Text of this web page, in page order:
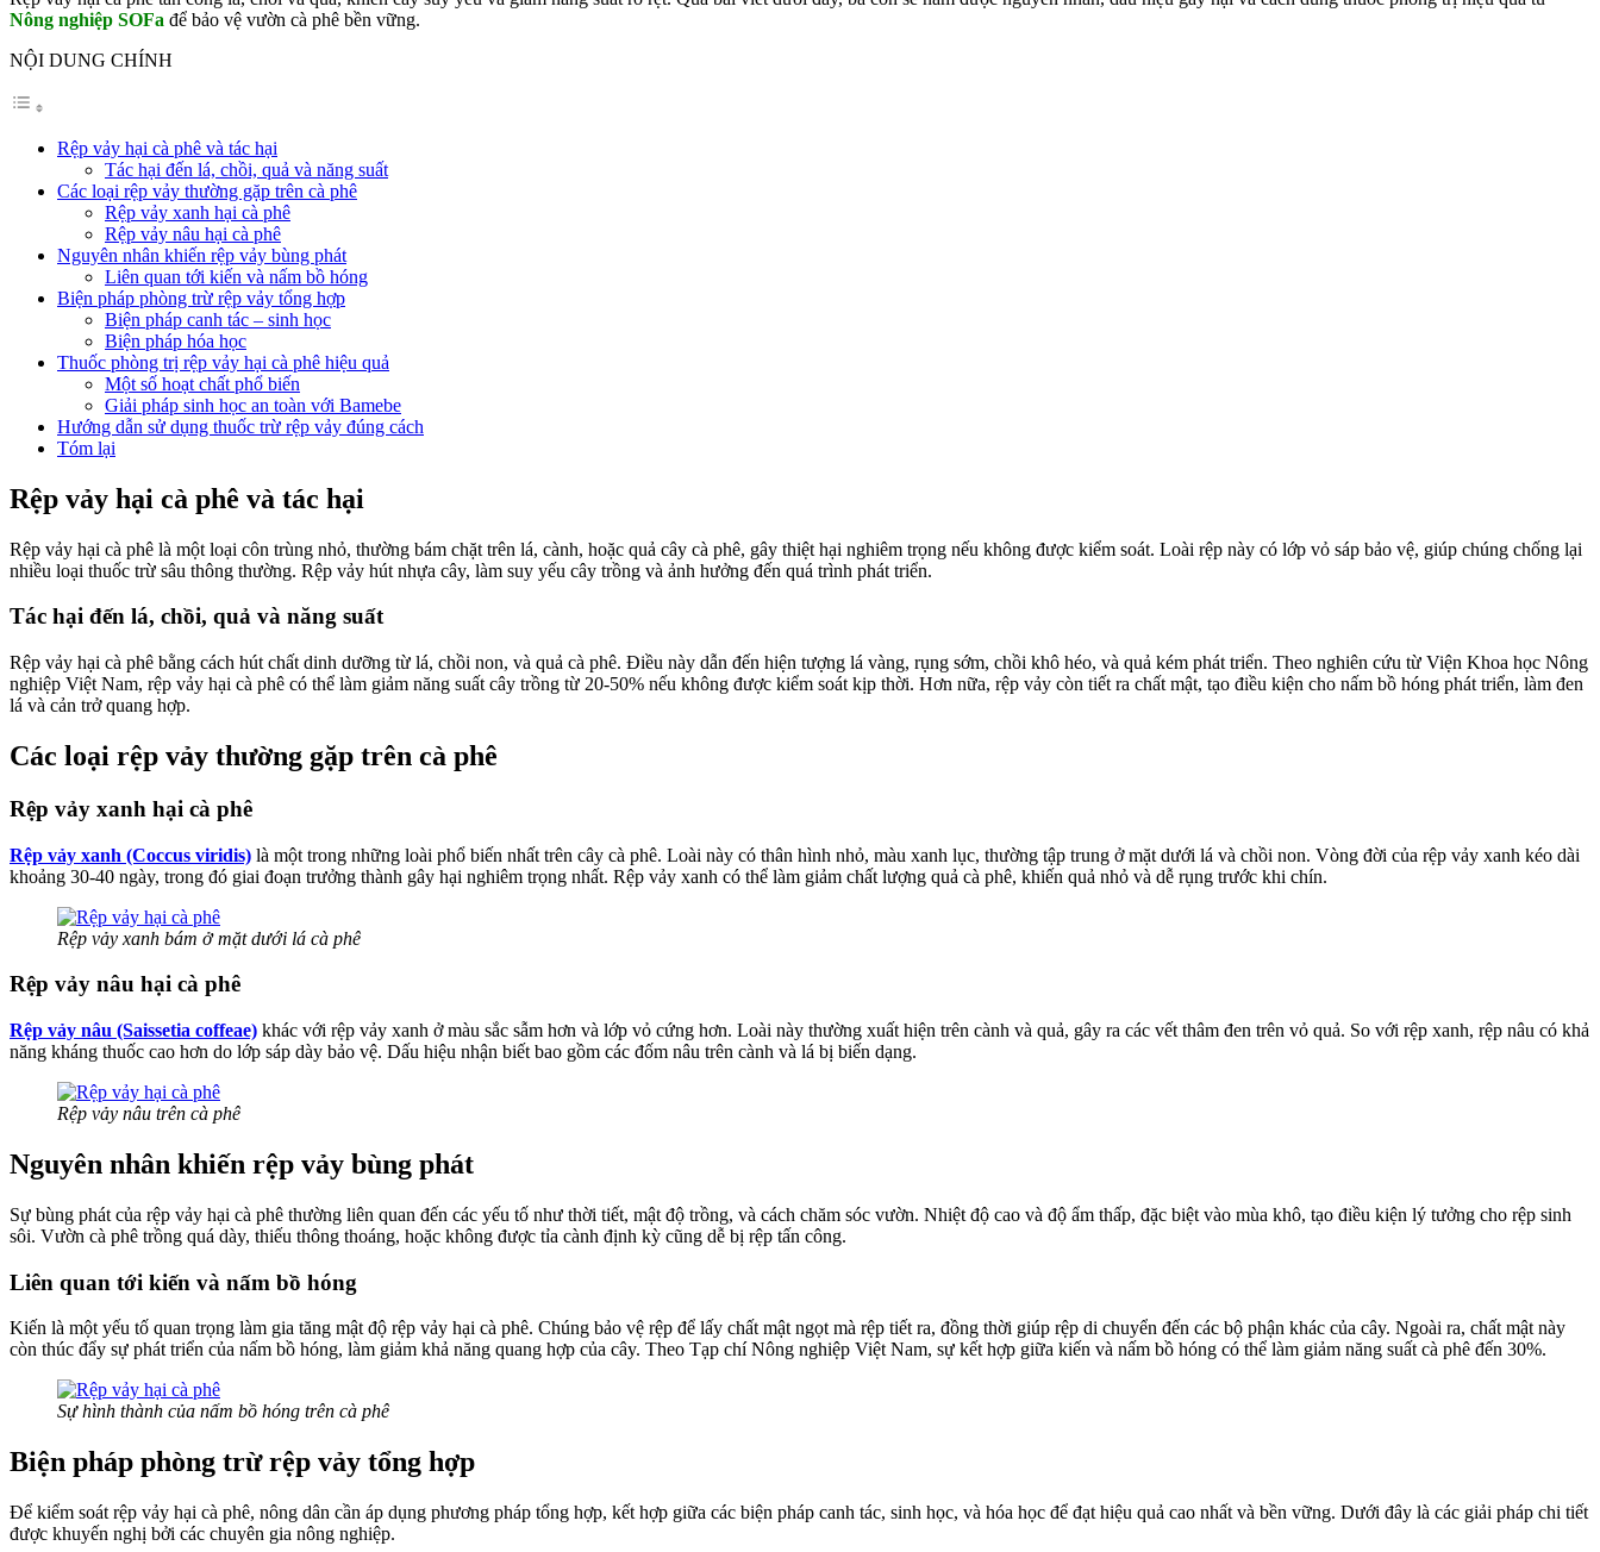
Nông nghiệp SOFa để bảo vệ vườn cà phê bền vững.
NỘI DUNG CHÍNH
Rệp vảy hại cà phê và tác hại
Tác hại đến lá, chồi, quả và năng suất
Các loại rệp vảy thường gặp trên cà phê
Rệp vảy xanh hại cà phê
Rệp vảy nâu hại cà phê
Nguyên nhân khiến rệp vảy bùng phát
Liên quan tới kiến và nấm bồ hóng
Biện pháp phòng trừ rệp vảy tổng hợp
Biện pháp canh tác – sinh học
Biện pháp hóa học
Thuốc phòng trị rệp vảy hại cà phê hiệu quả
Một số hoạt chất phổ biến
Giải pháp sinh học an toàn với Bamebe
Hướng dẫn sử dụng thuốc trừ rệp vảy đúng cách
Tóm lại
Rệp vảy hại cà phê và tác hại
Rệp vảy hại cà phê là một loại côn trùng nhỏ, thường bám chặt trên lá, cành, hoặc quả cây cà phê, gây thiệt hại nghiêm trọng nếu không được kiểm soát. Loài rệp này có lớp vỏ sáp bảo vệ, giúp chúng chống lại
nhiều loại thuốc trừ sâu thông thường. Rệp vảy hút nhựa cây, làm suy yếu cây trồng và ảnh hưởng đến quá trình phát triển.
Tác hại đến lá, chồi, quả và năng suất
Rệp vảy hại cà phê bằng cách hút chất dinh dưỡng từ lá, chồi non, và quả cà phê. Điều này dẫn đến hiện tượng lá vàng, rụng sớm, chồi khô héo, và quả kém phát triển. Theo nghiên cứu từ Viện Khoa học Nông
nghiệp Việt Nam, rệp vảy hại cà phê có thể làm giảm năng suất cây trồng từ 20-50% nếu không được kiểm soát kịp thời. Hơn nữa, rệp vảy còn tiết ra chất mật, tạo điều kiện cho nấm bồ hóng phát triển, làm đen
lá và cản trở quang hợp.
Các loại rệp vảy thường gặp trên cà phê
Rệp vảy xanh hại cà phê
Rệp vảy xanh (Coccus viridis) là một trong những loài phổ biến nhất trên cây cà phê. Loài này có thân hình nhỏ, màu xanh lục, thường tập trung ở mặt dưới lá và chồi non. Vòng đời của rệp vảy xanh kéo dài
khoảng 30-40 ngày, trong đó giai đoạn trưởng thành gây hại nghiêm trọng nhất. Rệp vảy xanh có thể làm giảm chất lượng quả cà phê, khiến quả nhỏ và dễ rụng trước khi chín.
Rệp vảy xanh bám ở mặt dưới lá cà phê
Rệp vảy nâu hại cà phê
Rệp vảy nâu (Saissetia coffeae) khác với rệp vảy xanh ở màu sắc sẫm hơn và lớp vỏ cứng hơn. Loài này thường xuất hiện trên cành và quả, gây ra các vết thâm đen trên vỏ quả. So với rệp xanh, rệp nâu có khả
năng kháng thuốc cao hơn do lớp sáp dày bảo vệ. Dấu hiệu nhận biết bao gồm các đốm nâu trên cành và lá bị biến dạng.
Rệp vảy nâu trên cà phê
Nguyên nhân khiến rệp vảy bùng phát
Sự bùng phát của rệp vảy hại cà phê thường liên quan đến các yếu tố như thời tiết, mật độ trồng, và cách chăm sóc vườn. Nhiệt độ cao và độ ẩm thấp, đặc biệt vào mùa khô, tạo điều kiện lý tưởng cho rệp sinh
sôi. Vườn cà phê trồng quá dày, thiếu thông thoáng, hoặc không được tỉa cành định kỳ cũng dễ bị rệp tấn công.
Liên quan tới kiến và nấm bồ hóng
Kiến là một yếu tố quan trọng làm gia tăng mật độ rệp vảy hại cà phê. Chúng bảo vệ rệp để lấy chất mật ngọt mà rệp tiết ra, đồng thời giúp rệp di chuyển đến các bộ phận khác của cây. Ngoài ra, chất mật này
còn thúc đẩy sự phát triển của nấm bồ hóng, làm giảm khả năng quang hợp của cây. Theo Tạp chí Nông nghiệp Việt Nam, sự kết hợp giữa kiến và nấm bồ hóng có thể làm giảm năng suất cà phê đến 30%.
Sự hình thành của nấm bồ hóng trên cà phê
Biện pháp phòng trừ rệp vảy tổng hợp
Để kiểm soát rệp vảy hại cà phê, nông dân cần áp dụng phương pháp tổng hợp, kết hợp giữa các biện pháp canh tác, sinh học, và hóa học để đạt hiệu quả cao nhất và bền vững. Dưới đây là các giải pháp chi tiết
được khuyến nghị bởi các chuyên gia nông nghiệp.